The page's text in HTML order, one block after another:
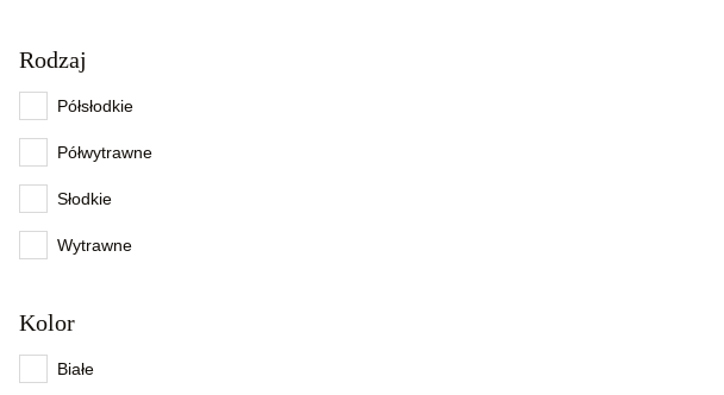
Rodzaj
Półsłodkie
Półwytrawne
Słodkie
Wytrawne
Kolor
Białe